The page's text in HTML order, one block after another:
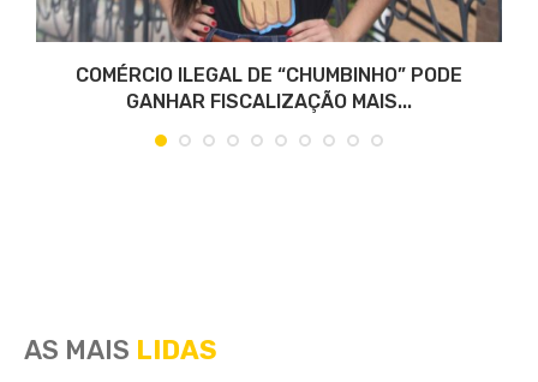
COMÉRCIO ILEGAL DE “CHUMBINHO” PODE
GANHAR FISCALIZAÇÃO MAIS...
AS MAIS LIDAS